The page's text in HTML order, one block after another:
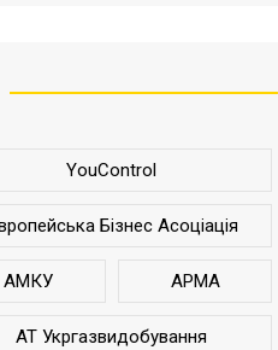
YouControl
Бізнес Асоціація
АМКУ АРМА
АТ Укргазвидобування